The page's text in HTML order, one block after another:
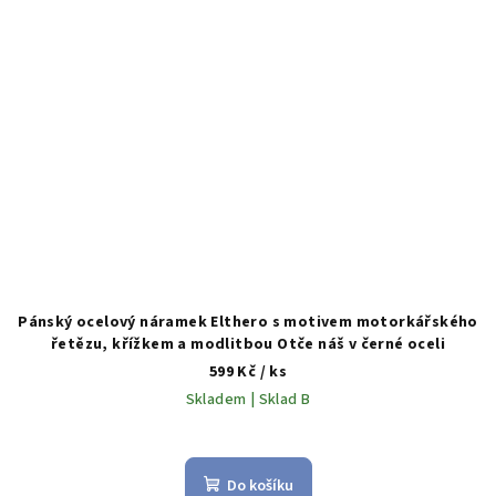
Pánský ocelový náramek Elthero s motivem motorkářského
řetězu, křížkem a modlitbou Otče náš v černé oceli
599 Kč / ks
Skladem | Sklad B
Do košíku